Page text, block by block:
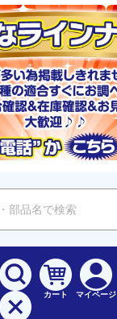
カート マイページ